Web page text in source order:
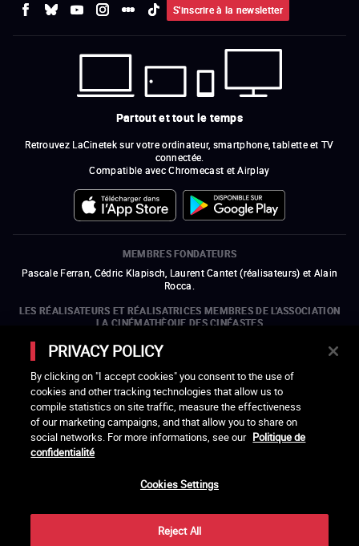
S'inscrire à la newsletter
Partout et tout le temps
Retrouvez LaCinetek sur votre ordinateur, smartphone, tablette et TV
connectée.
Compatible avec Chromecast et Airplay
MEMBRES FONDATEURS
Pascale Ferran, Cédric Klapisch, Laurent Cantet (réalisateurs) et Alain
Rocca.
LES RÉALISATEURS ET RÉALISATRICES MEMBRES DE L'ASSOCIATION
LA CINÉMATHÈQUE DES CINÉASTES
Olivier Assayas, Bertrand Bonello, Michel Hazanavicius (représentant de
l'ARP), Rebecca Zlotowski et Mikael Buch (représentant de la SRF)
LES ORGANISMES MEMBRES DE L'ASSOCIATION LA CINÉMATHÈQUE
DES CINÉASTES
PRIVACY POLICY
By clicking on "I accept cookies" you consent to the use of
cookies and other tracking technologies that allow us to
compile statistics on site traffic, measure the effectiveness
of our marketing campaigns, and that allow you to share on
social networks. For more informations, see our Politique de
confidentialité
Cookies Settings
Reject All